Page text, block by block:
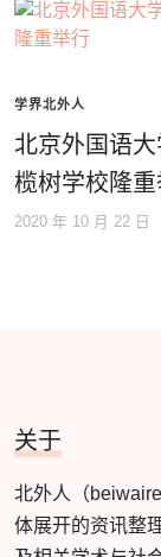
学界北外人
北京外国语
榄树学校隆重
2020 年 10 月 22 日
关于
北外人（
体展开的资讯整